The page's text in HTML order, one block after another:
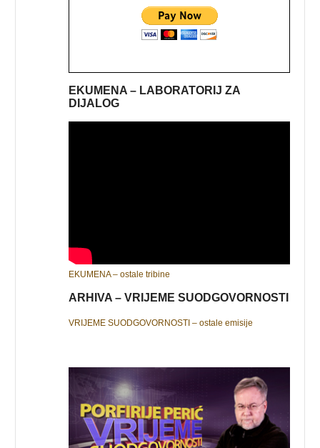
EKUMENA – LABORATORIJ ZA
DIJALOG
EKUMENA – ostale tribine
ARHIVA – VRIJEME SUODGOVORNOSTI
VRIJEME SUODGOVORNOSTI – ostale emisije